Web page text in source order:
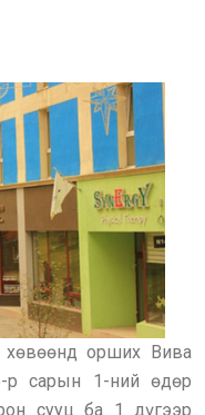
хөвөөнд орших Вива
сарын 1-ний өдөр
сууц ба 1 дүгээр